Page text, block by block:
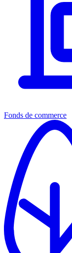
Fonds de commerce